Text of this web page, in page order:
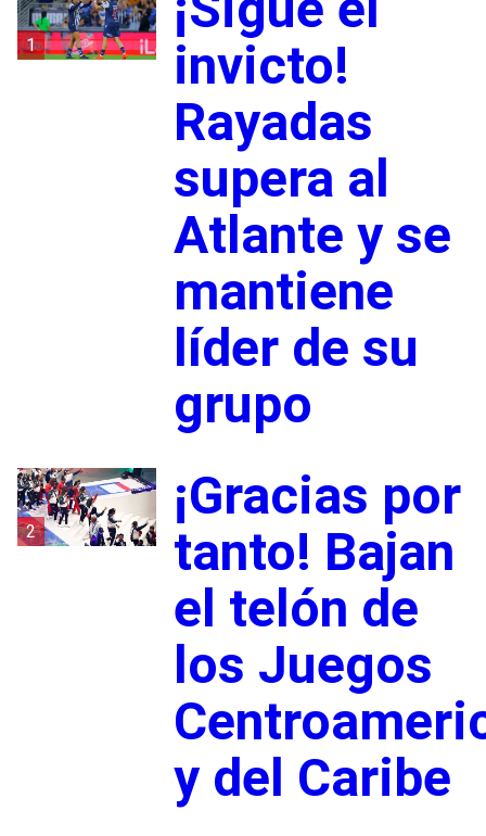
1
invicto!
Rayadas
supera al
Atlante y se
mantiene
líder de su
grupo
2
¡Gracias por
tanto! Bajan
el telón de
los Juegos
y del Caribe